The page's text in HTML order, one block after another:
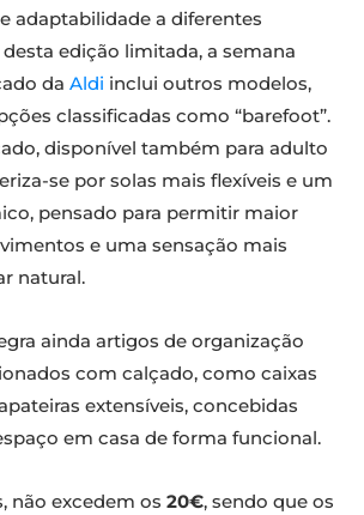
adaptabilidade a diferentes
edição limitada, a semana
da Aldi inclui outros modelos,
classificadas como “barefoot”.
disponível também para adulto
se por solas mais flexíveis e um
pensado para permitir maior
e uma sensação mais
natural.
ainda artigos de organização
com calçado, como caixas
extensíveis, concebidas
em casa de forma funcional.
não excedem os 20€, sendo que os